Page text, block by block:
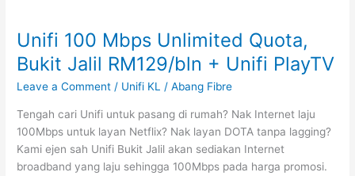
Unifi 100 Mbps Unlimited Quota,
Bukit Jalil RM129/bln + Unifi PlayTV
Leave a Comment / Unifi KL /Abang Fibre
Tengah cari Unifi untuk pasang di rumah? Nak Internet laju
100Mbps untuk layan Netflix? Nak layan DOTA tanpa lagging?
Kami ejen sah Unifi Bukit Jalil akan sediakan Internet
broadband yang laju sehingga 100Mbps pada harga promosi.
Unifi
100
Mbps
Unlimited
Bukit
RM129/bln